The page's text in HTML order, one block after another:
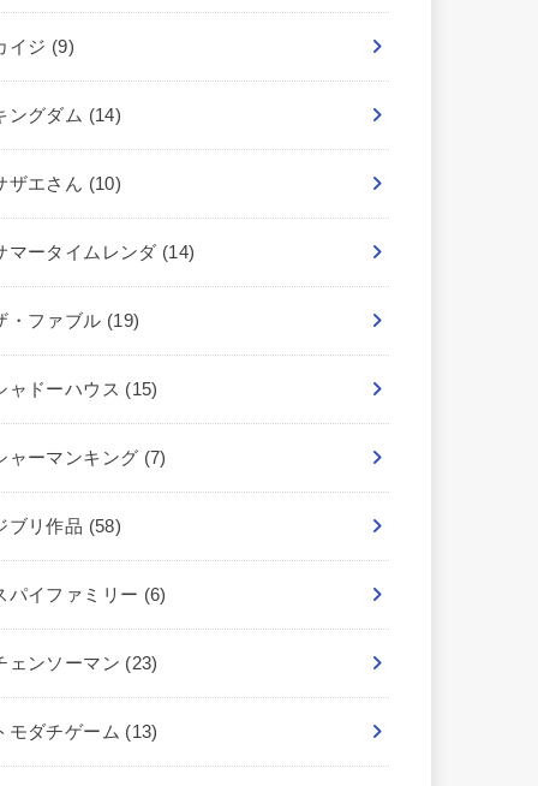
イジ (9)
ングダム (14)
ザエさん (10)
マータイムレンダ (14)
・ファブル (19)
ャドーハウス (15)
ャーマンキング (7)
ブリ作品 (58)
パイファミリー (6)
ェンソーマン (23)
モダチゲーム (13)